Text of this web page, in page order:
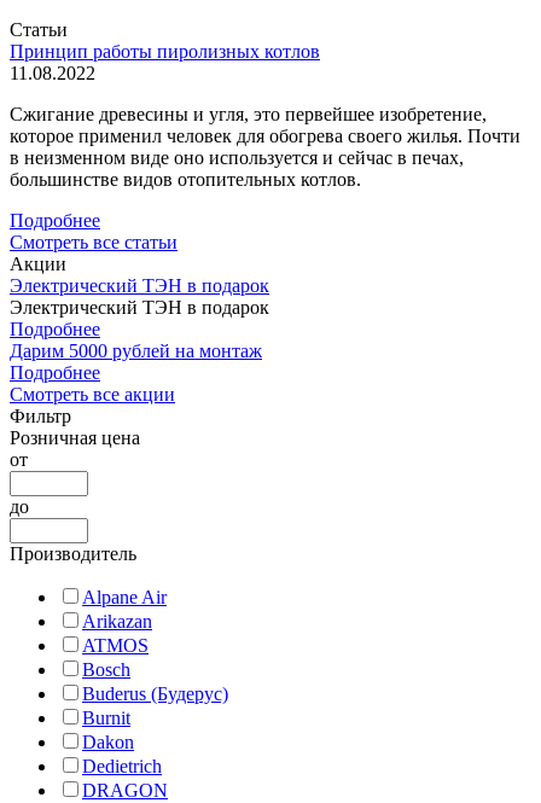
Статьи
Принцип работы пиролизных котлов
11.08.2022
Сжигание древесины и угля, это первейшее изобретение,
которое применил человек для обогрева своего жилья. Почти
в неизменном виде оно используется и сейчас в печах,
большинстве видов отопительных котлов.
Подробнее
Смотреть все статьи
Акции
Электрический ТЭН в подарок
Электрический ТЭН в подарок
Подробнее
Дарим 5000 рублей на монтаж
Подробнее
Смотреть все акции
Фильтр
Розничная цена
от
до
Производитель
Alpane Air
Arikazan
ATMOS
Bosch
Buderus (Будерус)
Burnit
Dakon
Dedietrich
DRAGON